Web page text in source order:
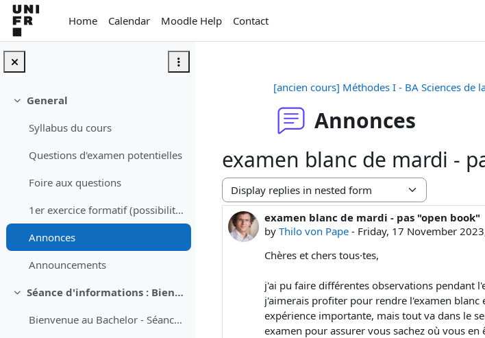
Skip to main content
Home
Calendar Moodle Help Contact
Collapse
General
Syllabus du cours
Questions d'examen potentielles
Foire aux questions
1er exercice formatif (possibilité de se rattraper jusqu'au 1er novembre)
Annonces
Announcements
Collapse
Séance d'informations : Bienvenue au Bachelor (19.09.) - aucune info sur ce cours
Bienvenue au Bachelor - Séance d'information
[ancien cours] Méthodes I - BA Sciences de
Annonces
examen blanc de mardi -
Display mode
examen blanc de mardi - pas "open book"
by Thilo von Pape - Friday, 17 November
Number of replies: 0
Chères et chers tous·tes,
j'ai pu faire différentes observations pendant
j'aimerais profiter pour rendre l'examen
expérience importante, mais tout va dans le
examen pour assurer vous sachez où vous